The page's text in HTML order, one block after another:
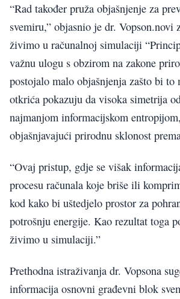
“Rad također pruža objašnjenje za
svemiru,” objasnio je dr. Vopson.novi
živimo u računalnoj simulaciji
važnu ulogu s obzirom na zakone
postojalo malo objašnjenja zašto bi
otkrića pokazuju da visoka simetrija
najmanjom informacijskom
objašnjavajući prirodnu sklonost
“Ovaj pristup, gdje se višak
procesu računala koje briše ili
kod kako bi uštedjelo prostor za
potrošnju energije. Kao rezultat toga
živimo u simulaciji.”
Prethodna istraživanja dr. Vopsona
informacija osnovni građevni blok